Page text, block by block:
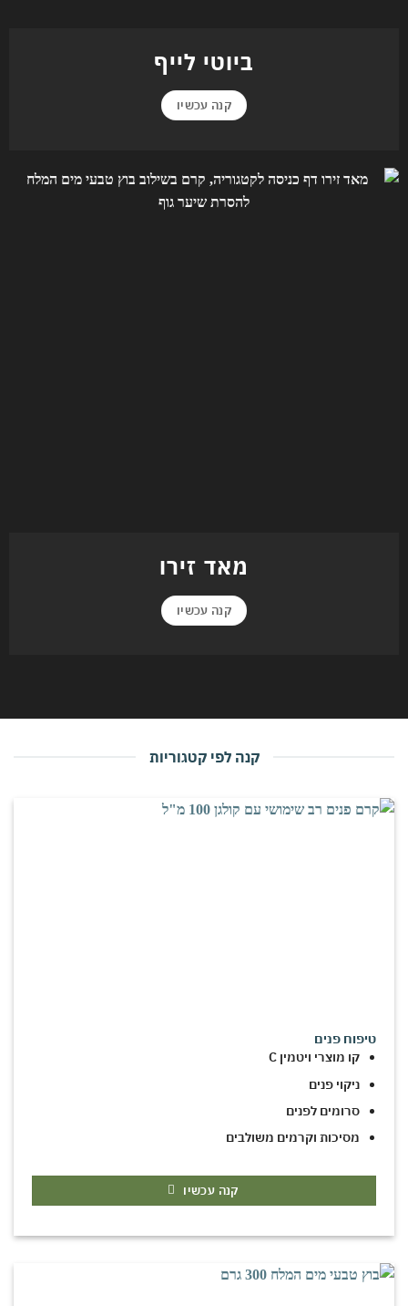
ביוטי לייף
קנה עכשיו
מאד זירו
קנה עכשיו
קנה לפי קטגוריות
טיפוח פנים
קו מוצרי ויטמין C
ניקוי פנים
סרומים לפנים
מסיכות וקרמים משולבים
קנה עכשיו